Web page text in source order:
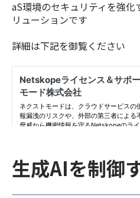
aS環境のセキュリティを強化
リューションです
詳細は下記を御覧ください
生成AIを制御